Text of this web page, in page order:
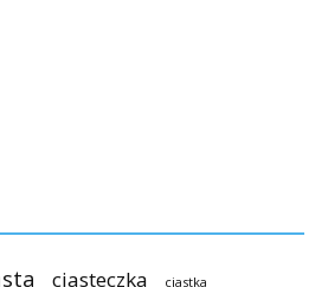
ciasteczka ciastka